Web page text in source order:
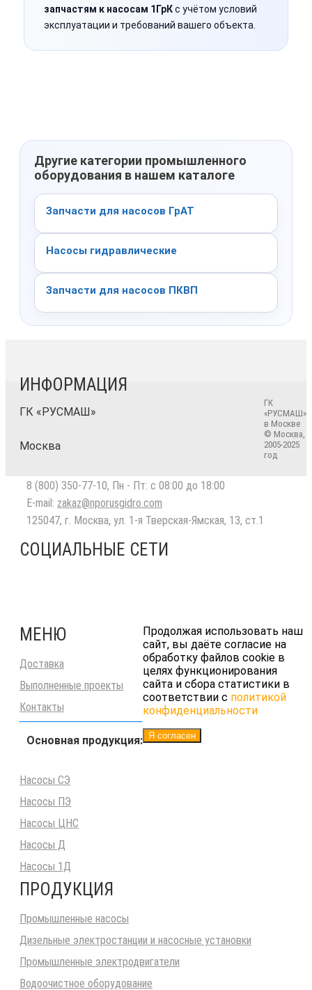
запчастям к насосам 1ГрКс учётом условий
эксплуатации и требований вашего объекта.
Другие категории промышленного
оборудования в нашем каталоге
Запчасти для насосов ГрАТ
Насосы гидравлические
Запчасти для насосов ПКВП
ИНФОРМАЦИЯ
ГК «РУСМАШ»
Москва
8 (800) 350-77-10, Пн - Пт: с 08:00 до 18:00
E-mail: zakaz@nporusgidro.com
125047, г. Москва, ул. 1-я Тверская-Ямская, 13, ст.1
СОЦИАЛЬНЫЕ СЕТИ
МЕНЮ
Доставка
Выполненные проекты
Контакты
Основная продукция:
Насосы СЭ
Насосы ПЭ
Насосы ЦНС
Насосы Д
Насосы 1Д
ПРОДУКЦИЯ
Промышленные насосы
Дизельные электростанции и насосные установки
Промышленные электродвигатели
Водоочистное оборудование
ГК
«РУСМАШ»
в Москве
© Москва,
2005-2025
год
Продолжая использовать наш
сайт, вы даёте согласие на
обработку файлов cookie в
целях функционирования
сайта и сбора статистики в
соответствии с политикой
конфиденциальности
Я согласен